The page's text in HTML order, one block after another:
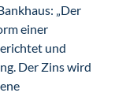
„Der
einer
und
Der Zins wird